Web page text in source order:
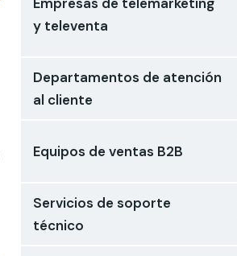
y televenta
Departamentos de atención
al cliente
Equipos de ventas B2B
Servicios de soporte
técnico